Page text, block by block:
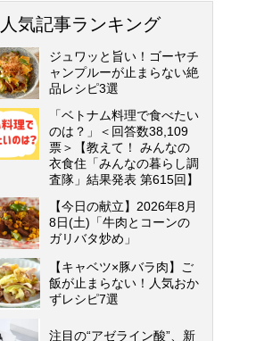
人気記事ランキング
ジュワッと旨い！ゴーヤチ
ャンプルーが止まらない絶
品レシピ3選
「ベトナム料理で食べたい
のは？」＜回答数38,109
票＞【教えて！ みんなの
衣食住「みんなの暮らし調
査隊」結果発表 第615回】
【今日の献立】2026年8月
8日(土)「牛肉とコーンの
ガリバタ炒め」
【キャベツ×豚バラ肉】ご
飯が止まらない！人気おか
ずレシピ7選
注目の“アゼライン酸”、新